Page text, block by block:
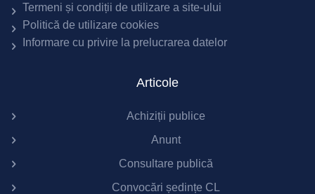
Termeni și condiții de utilizare a site-ului
Politică de utilizare cookies
Informare cu privire la prelucrarea datelor
Articole
Achiziții publice
Anunt
Consultare publică
Convocări ședințe CL